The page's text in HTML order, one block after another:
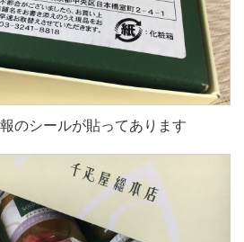
のシールが貼ってあります